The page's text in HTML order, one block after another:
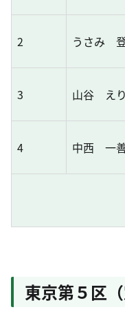
2 うさみ
3 山谷 え
4 中西 一
東京第５区（